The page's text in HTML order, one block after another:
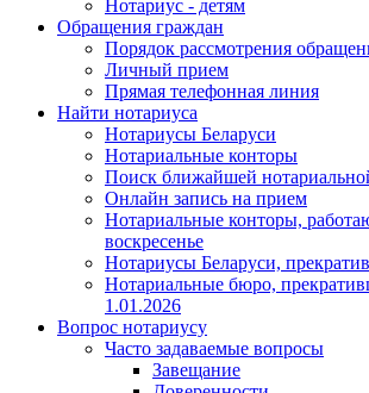
Нотариус - детям
Обращения граждан
Порядок рассмотрения
Личный прием
Прямая телефонная линия
Найти нотариуса
Нотариусы Беларуси
Нотариальные конторы
Поиск ближайшей
Онлайн запись на прием
Нотариальные конторы,
воскресенье
Нотариусы Беларуси,
Нотариальные бюро,
1.01.2026
Вопрос нотариусу
Часто задаваемые вопросы
Завещание